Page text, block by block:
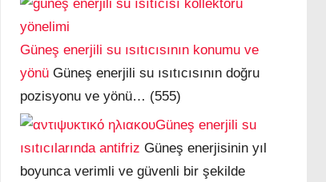
Güneş enerjili su ısıtıcısının konumu ve
yönü Güneş enerjili su ısıtıcısının doğru
pozisyonu ve yönü… (555)
Güneş enerjili su
ısıtıcılarında antifriz Güneş enerjisinin yıl
boyunca verimli ve güvenli bir şekilde